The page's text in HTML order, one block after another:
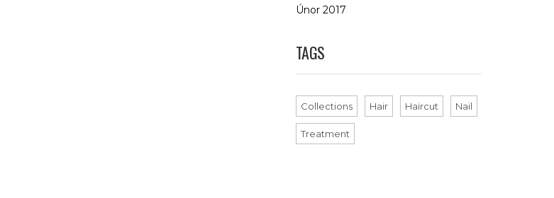
Únor 2017
TAGS
Collections Hair Haircut Nail
Treatment